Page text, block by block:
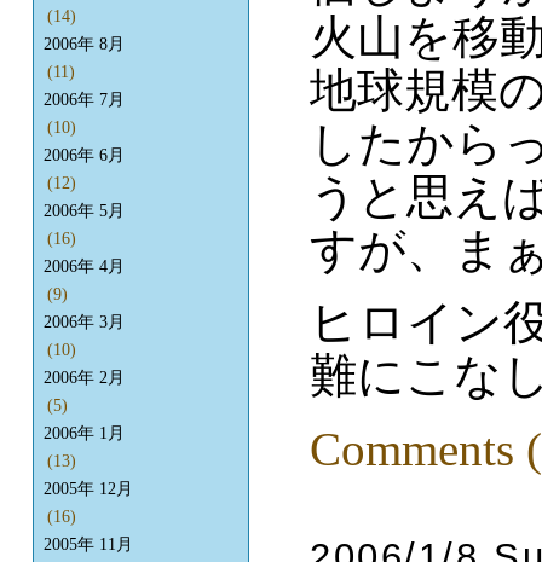
火山を移
地球規模
したから
うと思え
すが、ま
ヒロイン
難にこな
Comments
(14)
2006年 8月
(11)
2006年 7月
(10)
2006年 6月
(12)
2006年 5月
(16)
2006年 4月
(9)
2006年 3月
(10)
2006年 2月
(5)
2006年 1月
(13)
2005年 12月
(16)
2005年 11月